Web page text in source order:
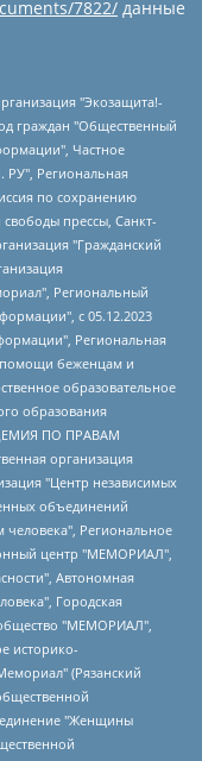
7822/ данные
военнослужащих "Правозащитная группа "Гражданин.Армия.Право", Хисамова Регина Фаритовна, Автономная некоммерческая организация по реализации социально-правовых программ "Лилит", Дальневосточное общественное движение "Маяк", Санкт-Петербургская ЛГБТ-инициативная группа "Выход", Инициативная группа ЛГБТ+ "Реверс", Алексеев Андрей Викторович, Бекбулатова Таисия Львовна, Беляев Иван Михайлович, Владыкина Елена Сергеевна, Гельман Марат Александрович, Никульшина Вероника Юрьевна, Толоконникова Надежда Андреевна, Шендерович Виктор Анатольевич, Общество с ограниченной ответственностью "Данное сообщение", Общество с ограниченной ответственностью Издательский дом "Новая глава", Айнбиндер Александра Александровна, Московский комьюнити-центр для ЛГБТ+инициатив, Благотворительный фонд развития филантропии, Deutsche Welle (Германия, Kurt-Schumacher-Strasse 3, 53113 Bonn), Борзунова Мария Михайловна, Воробьев Виктор Викторович, Голубева Анна Львовна, Константинова Алла Михайловна, Малкова Ирина Владимировна, Мурадов Мурад Абдулгалимович, Осетинская Елизавета Николаевна, Понасенков Евгений Николаевич, Ганапольский Матвей Юрьевич, Киселев Евгений Алексеевич, Борухович Ирина Григорьевна, Дремин Иван Тимофеевич, Дубровский Дмитрий Викторович, Красноярская региональная общественная организация поддержки и развития альтернативных образовательных технологий и межкультурных коммуникаций "ИНТЕРРА", Маяковская Екатерина Алексеевна, Фейгин Марк Захарович, Филимонов Андрей Викторович, Дзугкоева Регина Николаевна, Доброхотов Роман Александрович, Дудь Юрий Александрович, Елкин Сергей Владимирович, Кругликов Кирилл Игоревич, Сабунаева Мария Леонидовна, Семенов Алексей Владимирович, Шаинян Карен Багратович, Шульман Екатерина Михайловна, Асафьев Артур Валерьевич, Вахштайн Виктор Семенович, Венедиктов Алексей Алексеевич, Лушникова Екатерина Евгеньевна, Волков Леонид Михайлович, Невзоров Александр Глебович, Пархоменко Сергей Борисович, Сироткин Ярослав Николаевич, Кара-Мурза Владимир Владимирович, Баранова Наталья Владимировна, Гозман Леонид Яковлевич, Кагарлицкий Борис Юльевич, Климарев Михаил Валерьевич, Милов Владимир Станиславович, Автономная некоммерческая организация Краснодарский центр современного искусства "Типография", Моргенштерн Алишер Тагирович, Соболь Любовь Эдуардовна, Общество с ограниченной ответственностью "ЛИЗА НОРМ", Каспаров Гарри Кимович, Ходорковский Михаил Борисович, Общество с ограниченной ответственностью "Апрельские тезисы", Данилович Ирина Брониславовна, Кашин Олег Владимирович, Петров Николай Владимирович, Пивоваров Алексей Владимирович, Соколов Михаил Владимирович, Цветкова Юлия Владимировна, Чичваркин Евгений Александрович, Комитет против пыток/Команда против пыток, Общество с ограниченной ответственностью "Первый научный", Общество с ограниченной ответственностью "Вертолет и ко", Белоцерковская Вероника Борисовна, Кац Максим Евгеньевич, Лазарева Татьяна Юрьевна, Шаведдинов Руслан Табризович, Яшин Илья Валерьевич, Общество с ограниченной ответственностью "Иноагент ААВ", Алешковский Дмитрий Петрович, Альбац Евгения Марковна, Быков Дмитрий Львович, Галямина Юлия Евгеньевна, Лойко Сергей Леонидович, Мартынов Кирилл Константинович, Медведев Сергей Александрович, Крашенинников Федор Геннадиевич, Гордеева Катерина Вл